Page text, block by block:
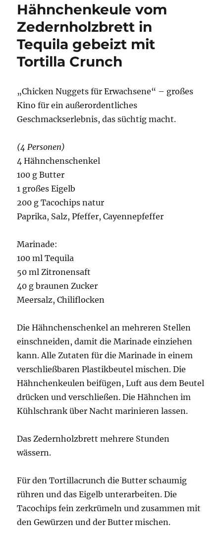
im
Hähnchenkeule vom
Zedernholzbrett in
Tequila gebeizt mit
Tortilla Crunch
„Chicken Nuggets für Erwachsene“ – großes
Kino für ein außerordentliches
Geschmackserlebnis, das süchtig macht.
(4 Personen)
4 Hähnchenschenkel
100 g Butter
1 großes Eigelb
200 g Tacochips natur
Paprika, Salz, Pfeffer, Cayennepfeffer
Marinade:
100 ml Tequila
50 ml Zitronensaft
40 g braunen Zucker
Meersalz, Chiliflocken
Die Hähnchenschenkel an mehreren Stellen
einschneiden, damit die Marinade einziehen
kann. Alle Zutaten für die Marinade in einem
verschließbaren Plastikbeutel mischen. Die
Hähnchenkeulen beifügen, Luft aus dem Beutel
drücken und verschließen. Die Hähnchen im
Kühlschrank über Nacht marinieren lassen.
Das Zedernholzbrett mehrere Stunden
wässern.
Für den Tortillacrunch die Butter schaumig
rühren und das Eigelb unterarbeiten. Die
Tacochips fein zerkrümeln und zusammen mit
den Gewürzen und der Butter mischen.